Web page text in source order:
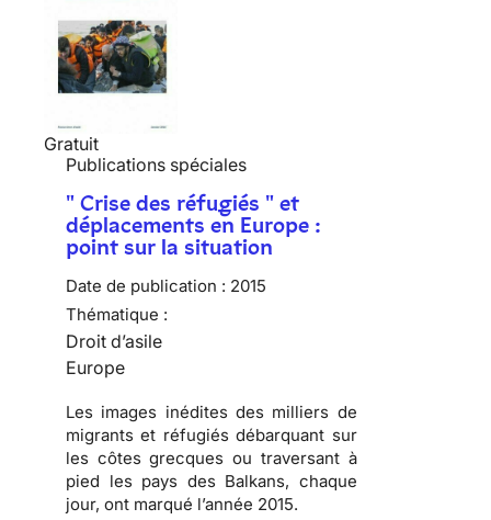
Gratuit
Publications spéciales
" Crise des réfugiés " et
déplacements en Europe :
point sur la situation
Date de publication : 2015
Thématique :
Droit d’asile
Europe
Les images inédites des milliers de
migrants et réfugiés débarquant sur
les côtes grecques ou traversant à
pied les pays des Balkans, chaque
jour, ont marqué l’année 2015.